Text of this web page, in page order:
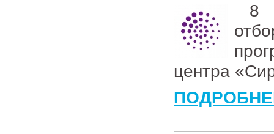
8
центра